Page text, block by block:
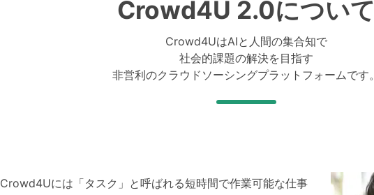
Crowd4U 2.0について
Crowd4UはAIと人間の集合知で
社会的課題の解決を目指す
非営利のクラウドソーシングプラットフォームです。
Crowd4Uには「タスク」と呼ばれる短時間で作業可能な仕事